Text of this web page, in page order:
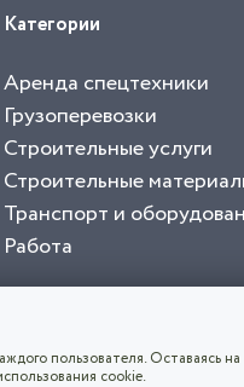
Категории
Аренда спецтехники
Грузоперевозки
Строительные услуги
Строительные
Транспорт и
Работа
с
пользователя. Оставаясь на
cookie.